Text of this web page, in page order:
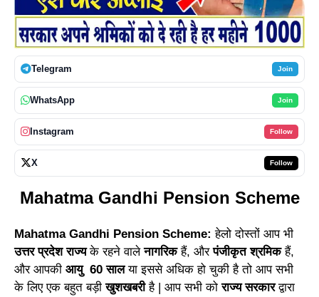
Telegram Join
WhatsApp Join
Instagram Follow
X Follow
Mahatma Gandhi Pension Scheme
Mahatma Gandhi Pension Scheme: हेलो दोस्तों आप भी
उत्तर प्रदेश राज्यके रहने वालेनागरिकहैं, औरपंजीकृत श्रमिकहैं,
और आपकी आयु 60 सालया इससे अधिक हो चुकी है तो आप सभी
के लिए एक बहुत बड़ीखुशखबरीहै | आप सभी को राज्य सरकारद्वारा